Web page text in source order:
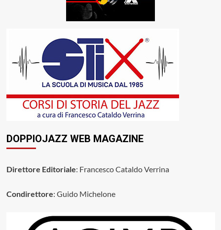
DOPPIOJAZZ WEB MAGAZINE
Direttore Editoriale: Francesco Cataldo Verrina
Condirettore: Guido Michelone